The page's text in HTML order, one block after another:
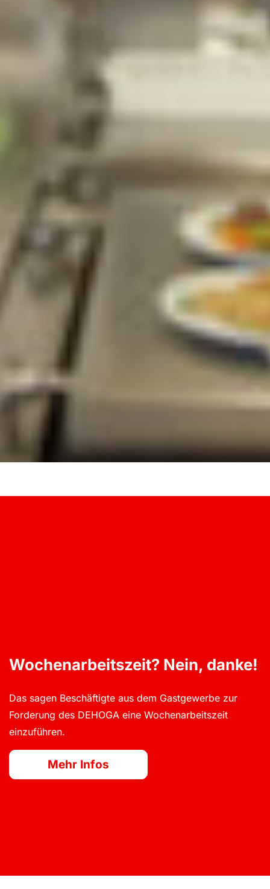
Używamy YouTube do osadzania filmów na naszej stronie
Załaduj filmy z YouTube Załaduj wszystko
Wochenarbeitszeit? Nein, danke!
Das sagen Beschäftigte aus dem Gastgewerbe zur
Forderung des DEHOGA eine Wochenarbeitszeit
einzuführen.
Mehr Infos